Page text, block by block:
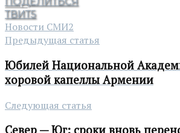
ТВИТ5
Новости СМИ2
Предыдущая статья
Юбилей Национальной
хоровой капеллы Армении
Следующая статья